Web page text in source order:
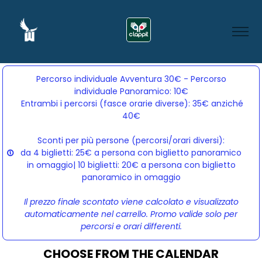
Percorso individuale Avventura 30€ - Percorso
individuale Panoramico: 10€
Entrambi i percorsi (fasce orarie diverse): 35€ anziché
40€
Sconti per più persone (percorsi/orari diversi):
da 4 biglietti: 25€ a persona con biglietto panoramico
in omaggio| 10 biglietti: 20€ a persona con biglietto
panoramico in omaggio
Il prezzo finale scontato viene calcolato e visualizzato
automaticamente nel carrello. Promo valide solo per
percorsi e orari differenti.
CHOOSE FROM THE CALENDAR